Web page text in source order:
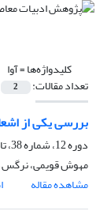
کلیدواژه‌ها =آوا
تعداد مقالات: 2
بررسی یکی از
دوره 12، شماره 38، تابستان 1386
مهوش قویمی،
مشاهده مقاله